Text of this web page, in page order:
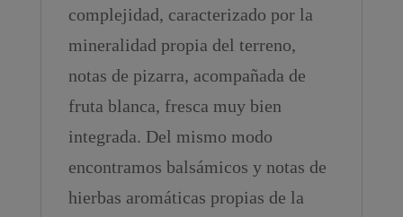
complejidad, caracterizado por la
mineralidad propia del terreno,
notas de pizarra, acompañada de
fruta blanca, fresca muy bien
integrada. Del mismo modo
encontramos balsámicos y notas de
hierbas aromáticas propias de la